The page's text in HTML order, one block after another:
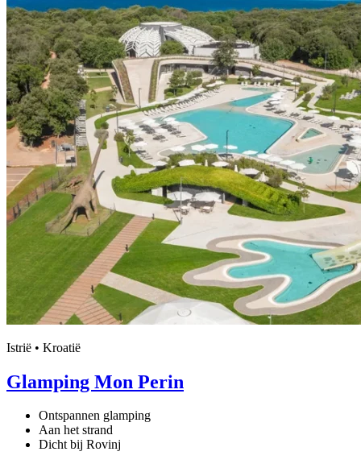
Istrië • Kroatië
Glamping Mon Perin
Ontspannen glamping
Aan het strand
Dicht bij Rovinj